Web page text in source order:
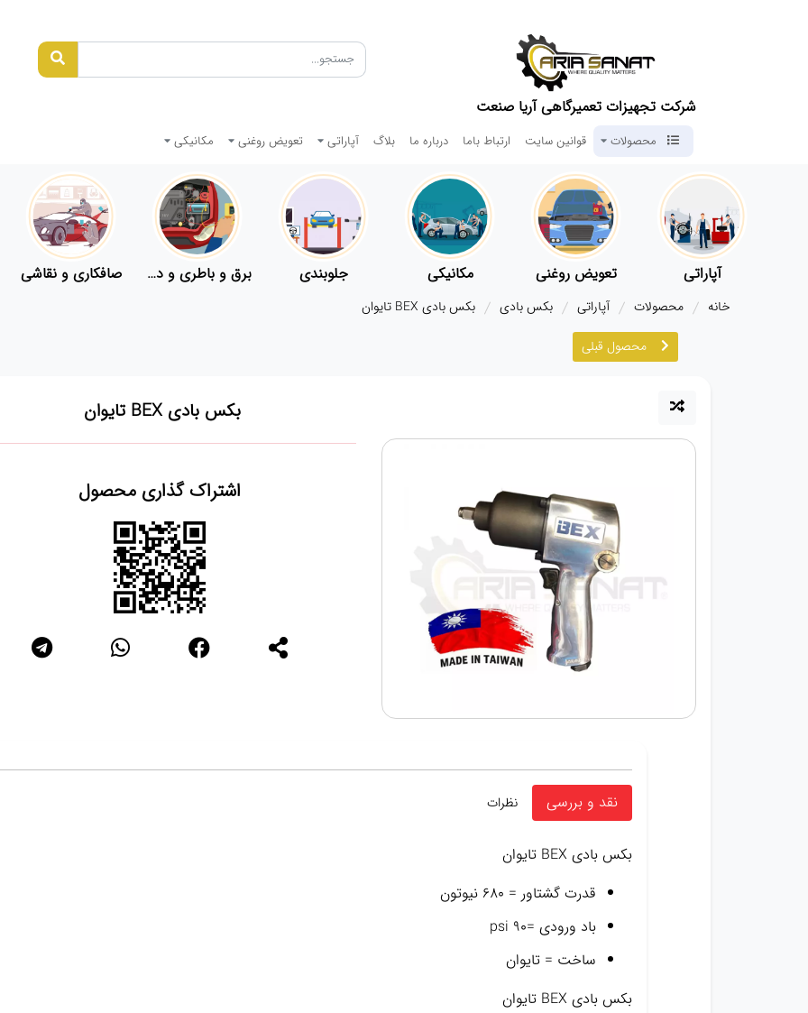
شرکت تجهیزات تعمیرگاهی آریا صنعت
محصولات قوانین سایت ارتباط باما درباره ما بلاگ آپاراتی تعویض روغنی مکانیکی
آپاراتی تعویض روغنی مکانیکی جلوبندی برق و باطری و دیاگ صافکاری و نقاشی
خانه محصولات آپاراتی بکس بادی
بکس بادی BEX تایوان
محصول قبلی
بکس بادی BEX تایوان
اشتراک گذاری محصول
نقد و بررسی نظرات
بکس بادی BEX تایوان
قدرت گشتاور = 680 نیوتون
باد ورودی =۹۰ psi
ساخت = تایوان
بکس بادی BEX تایوان